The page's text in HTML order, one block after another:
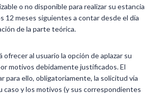
o no disponible para realizar su estancia
12 meses siguientes a contar desde el día
de la parte teórica.
ofrecer al usuario la opción de aplazar su
motivos debidamente justificados. El
para ello, obligatoriamente, la solicitud vía
caso y los motivos (y sus correspondientes